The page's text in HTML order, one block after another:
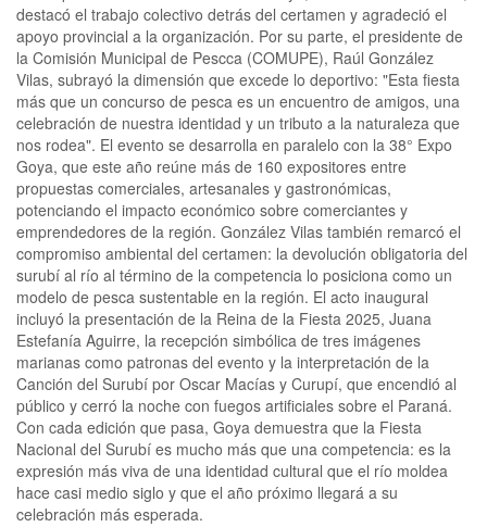
destacó el trabajo colectivo detrás del certamen y agradeció el
apoyo provincial a la organización. Por su parte, el presidente de
la Comisión Municipal de Pescca (COMUPE), Raúl González
Vilas, subrayó la dimensión que excede lo deportivo: "Esta fiesta
más que un concurso de pesca es un encuentro de amigos, una
celebración de nuestra identidad y un tributo a la naturaleza que
nos rodea". El evento se desarrolla en paralelo con la 38° Expo
Goya, que este año reúne más de 160 expositores entre
propuestas comerciales, artesanales y gastronómicas,
potenciando el impacto económico sobre comerciantes y
emprendedores de la región. González Vilas también remarcó el
compromiso ambiental del certamen: la devolución obligatoria del
surubí al río al término de la competencia lo posiciona como un
modelo de pesca sustentable en la región. El acto inaugural
incluyó la presentación de la Reina de la Fiesta 2025, Juana
Estefanía Aguirre, la recepción simbólica de tres imágenes
marianas como patronas del evento y la interpretación de la
Canción del Surubí por Oscar Macías y Curupí, que encendió al
público y cerró la noche con fuegos artificiales sobre el Paraná.
Con cada edición que pasa, Goya demuestra que la Fiesta
Nacional del Surubí es mucho más que una competencia: es la
expresión más viva de una identidad cultural que el río moldea
hace casi medio siglo y que el año próximo llegará a su
celebración más esperada.